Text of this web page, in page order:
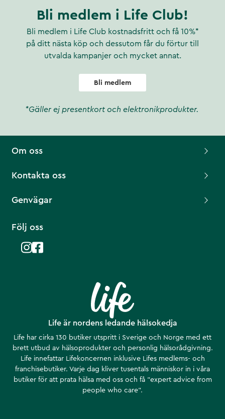
Bli medlem i Life Club!
Bli medlem i Life Club kostnadsfritt och få 10%*
på ditt nästa köp och dessutom får du förtur till
utvalda kampanjer och mycket annat.
Bli medlem
*Gäller ej presentkort och elektronikprodukter.
Life är nordens ledande hälsokedja
Life har cirka 130 butiker utspritt i Sverige och Norge med ett
brett utbud av hälsoprodukter och personlig hälsorådgivning.
Life innefattar Lifekoncernen inklusive Lifes medlems- och
franchisebutiker. Varje dag kliver tusentals människor in i våra
butiker för att prata hälsa med oss och få ”expert advice from
people who care”.
Om oss
Kontakta oss
Genvägar
Följ oss